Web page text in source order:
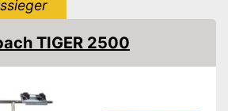
TIGER 2500